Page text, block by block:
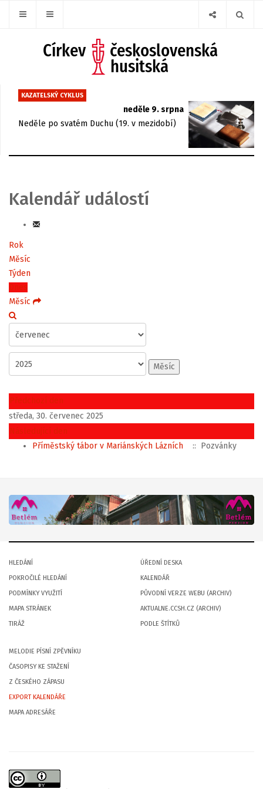
KAZATELSKÝ CYKLUS
neděle 9. srpna
Neděle po svatém Duchu (19. v mezidobí)
Kalendář událostí
Rok
Měsíc
Týden
Dnes
Měsíc
Měsíc
Předchozí den
středa, 30. červenec 2025
Následující den
Příměstský tábor v Mariánských Lázních
:: Pozvánky
HLEDÁNÍ
POKROČILÉ HLEDÁNÍ
PODMÍNKY VYUŽITÍ
MAPA STRÁNEK
TIRÁŽ
ÚŘEDNÍ DESKA
KALENDÁŘ
PŮVODNÍ VERZE WEBU (ARCHIV)
AKTUALNE.CCSH.CZ (ARCHIV)
PODLE ŠTÍTKŮ
MELODIE PÍSNÍ ZPĚVNÍKU
ČASOPISY KE STAŽENÍ
Z ČESKÉHO ZÁPASU
EXPORT KALENDÁŘE
MAPA ADRESÁŘE